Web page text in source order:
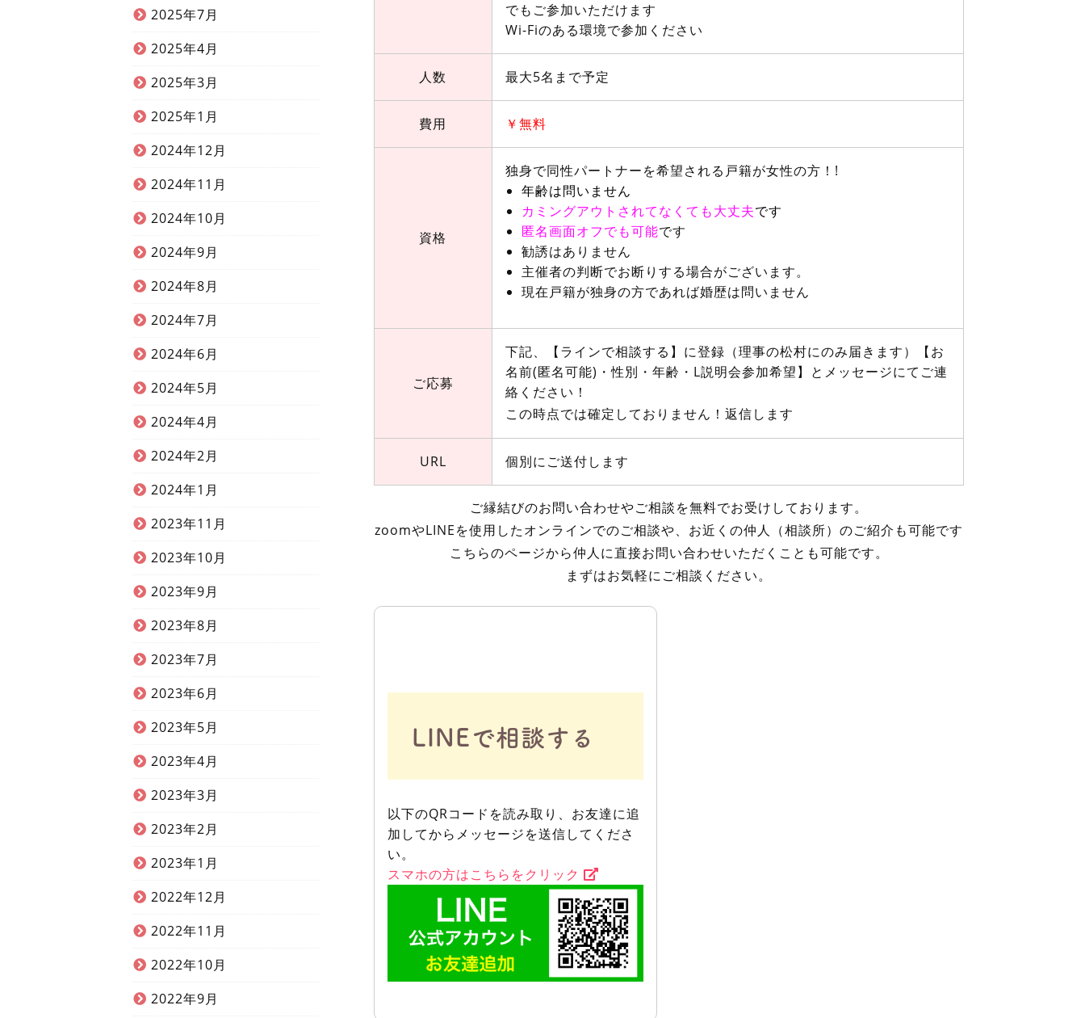
でもご参加いただけます
Wi-Fiのある環境で参加ください
人数 最大5名まで予定
費用 ￥無料
資格
独身で同性パートナーを希望される戸籍が女性の方！!
年齢は問いません
カミングアウトされてなくても大丈夫です
匿名画面オフでも可能です
勧誘はありません
主催者の判断でお断りする場合がございます。
現在戸籍が独身の方であれば婚歴は問いません
ご応募
下記、【ラインで相談する】に登録（理事の松村にのみ届きます）
【お
名前(匿名可能)・性別・年齢・L説明会参加希望】とメッセージにて ご連
絡ください！
この時点では確定しておりません！返信します
URL 個別にご送付します
ご縁結びのお問い合わせやご相談を無料でお受けしております。
zoomやLINEを使用したオンラインでのご相談や、お近くの仲人（相談所）のご紹介も可能です
こちらのページから仲人に直接お問い合わせいただくことも可能です。
まずはお気軽にご相談ください。
LINEで相談する
以下のQRコードを読み取り、お友達に追
加してからメッセージを送信してくださ
い。
スマホの方はこちらをクリック
2025年7月
2025年4月
2025年3月
2025年1月
2024年12月
2024年11月
2024年10月
2024年9月
2024年8月
2024年7月
2024年6月
2024年5月
2024年4月
2024年2月
2024年1月
2023年11月
2023年10月
2023年9月
2023年8月
2023年7月
2023年6月
2023年5月
2023年4月
2023年3月
2023年2月
2023年1月
2022年12月
2022年11月
2022年10月
2022年9月